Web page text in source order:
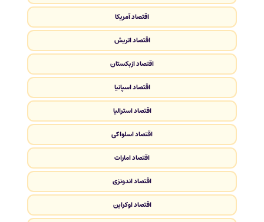
اقتصاد آمریکا
اقتصاد اتریش
اقتصاد ازبکستان
اقتصاد اسپانیا
اقتصاد استرالیا
اقتصاد اسلواکی
اقتصاد امارات
اقتصاد اندونزی
اقتصاد اوکراین